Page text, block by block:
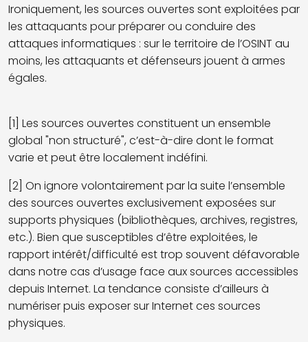
Ironiquement, les sources ouvertes sont exploitées par
les attaquants pour préparer ou conduire des
attaques informatiques : sur le territoire de l’OSINT au
moins, les attaquants et défenseurs jouent à armes
égales.
[1] Les sources ouvertes constituent un ensemble
global "non structuré", c’est-à-dire dont le format
varie et peut être localement indéfini.
[2] On ignore volontairement par la suite l’ensemble
des sources ouvertes exclusivement exposées sur
supports physiques (bibliothèques, archives, registres,
etc.). Bien que susceptibles d’être exploitées, le
rapport intérêt/difficulté est trop souvent défavorable
dans notre cas d’usage face aux sources accessibles
depuis Internet. La tendance consiste d’ailleurs à
numériser puis exposer sur Internet ces sources
physiques.